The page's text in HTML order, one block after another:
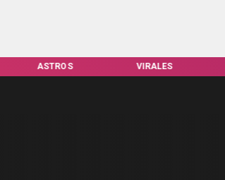
ASTROS VIRALES